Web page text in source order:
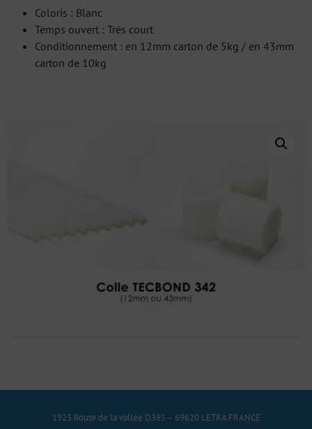
Coloris : Blanc
Temps ouvert : Très court
Conditionnement : en 12mm carton de 5kg / en 43mm
carton de 10kg
1923 Route de la vallée D385 – 69620 LETRA FRANCE